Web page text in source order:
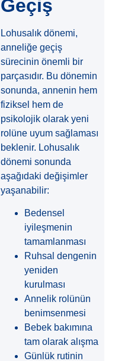
Geçiş
Lohusalık dönemi,
anneliğe geçiş
sürecinin önemli bir
parçasıdır. Bu dönemin
sonunda, annenin hem
fiziksel hem de
psikolojik olarak yeni
rolüne uyum sağlaması
beklenir. Lohusalık
dönemi sonunda
aşağıdaki değişimler
yaşanabilir:
Bedensel
iyileşmenin
tamamlanması
Ruhsal dengenin
yeniden
kurulması
Annelik rolünün
benimsenmesi
Bebek bakımına
tam olarak alışma
Günlük rutinin